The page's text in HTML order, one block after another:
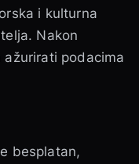
i kulturna
Nakon
ažurirati podacima
besplatan,